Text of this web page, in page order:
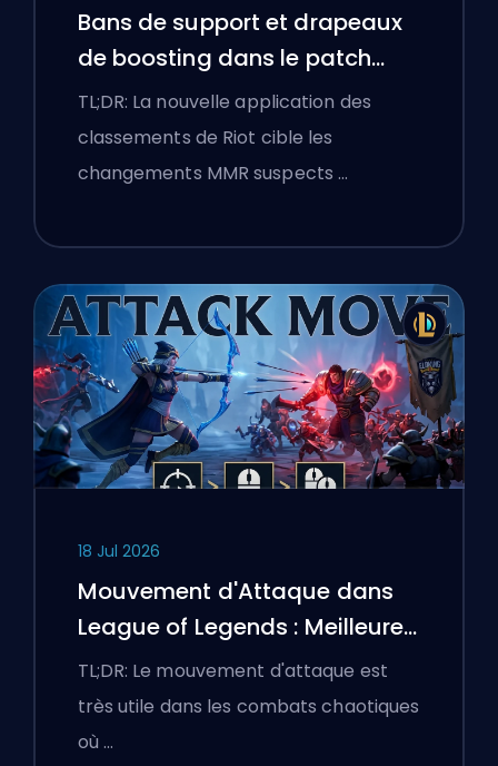
Bans de support et drapeaux
de boosting dans le patch
25.18 de League of Legends
TL;DR: La nouvelle application des
classements de Riot cible les
changements MMR suspects …
18 Jul 2026
Mouvement d'Attaque dans
League of Legends : Meilleures
Configurations
TL;DR: Le mouvement d'attaque est
très utile dans les combats chaotiques
où …